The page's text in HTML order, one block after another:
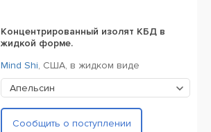
Концентрированный изолят КБД в
жидкой форме.
Mind Shi, США, в жидком виде
Апельсин
Сообщить о поступлении